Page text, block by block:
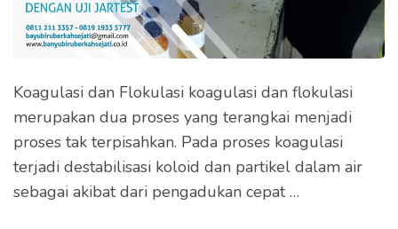
Koagulasi dan Flokulasi koagulasi dan flokulasi
merupakan dua proses yang terangkai menjadi
proses tak terpisahkan. Pada proses koagulasi
terjadi destabilisasi koloid dan partikel dalam air
sebagai akibat dari pengadukan cepat …